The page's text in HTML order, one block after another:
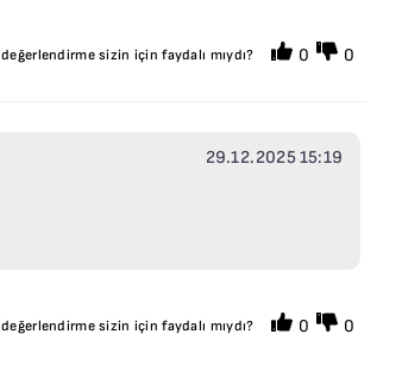
sizin için faydalı mıydı? 0 0
29.12.2025 15:19
sizin için faydalı mıydı? 0 0